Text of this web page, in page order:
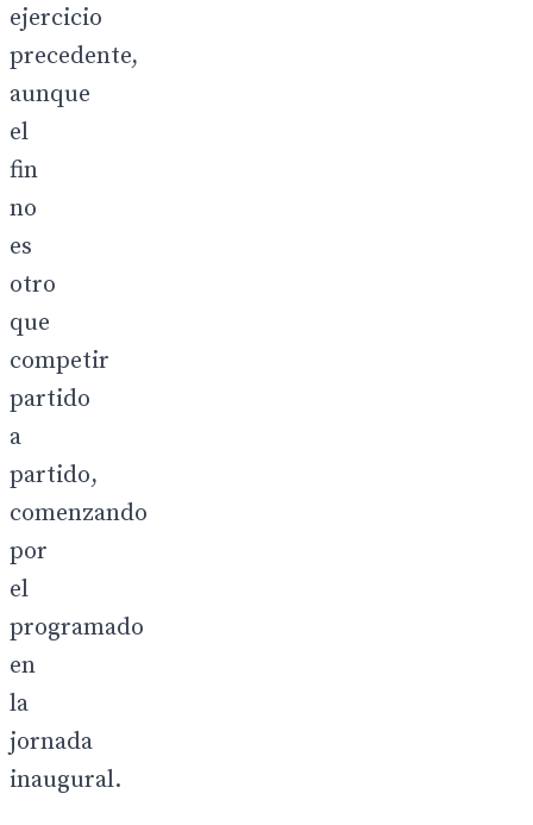
ejercicio
precedente,
aunque
el
fin
no
es
otro
que
competir
partido
a
partido,
comenzando
por
el
programado
en
la
jornada
inaugural.